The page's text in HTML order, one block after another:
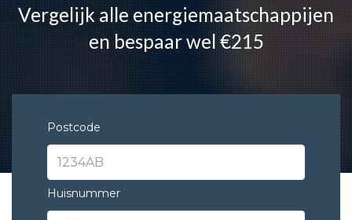
Vergelijk alle energiemaatschappijen
en bespaar wel €215
Postcode
Huisnummer